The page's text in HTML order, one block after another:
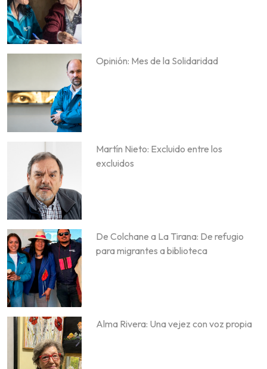
Opinión: Mes de la Solidaridad
Martín Nieto: Excluido entre los
excluidos
De Colchane a La Tirana: De refugio
para migrantes a biblioteca
Alma Rivera: Una vejez con voz propia